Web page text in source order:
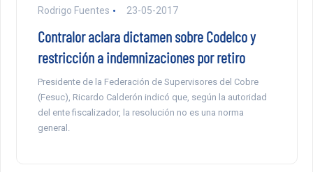
Rodrigo Fuentes 23-05-2017
Contralor aclara dictamen sobre Codelco y
restricción a indemnizaciones por retiro
Presidente de la Federación de Supervisores del Cobre
(Fesuc), Ricardo Calderón indicó que, según la autoridad
del ente fiscalizador, la resolución no es una norma
general.